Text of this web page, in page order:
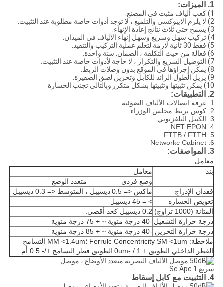
1. الميزات:
1) كعب ألياف مثبت في المصنع.
2) لا يلزم الايبوكسي والتلميع ، لا توجد أدوات خاصة مطلوبة عند التثبيت.
3) يسمح حتى ثلاث نتائج إعادة الإنهاء.
4) تركيب سهل وسريع وسهل إنهاء الألياف في الميدان.
5) فقط 30 ثانية لازمة لتعلم عملية التركيب والتنفيذ.
6) فعالة من حيث التكلفة ، الضمان: سنة واحدة.
7) التوصيل السريع والتكرار ، لا حاجة لأدوات خاصة عند التثبيت.
8) يمكن إجراؤها في الموقع بدون وصلات الربط.
9) يزيل الطول الزائد للكابل وتخزين لصق الضفيرة.
10) يمكن تثبيتها وتثبيتها بشكل متكرر وبالتالي تجنب الخسارة
2. التطبيقات:
1. غرفة اتصالات الألياف الضوئية
2. كوس يربط مجلس الوزراء
3. الكيبل التلفزيوني
4. NET EPON
5. FTTB / FTTH
6. Networkc Cabinet
3. المواصفات:
معامل
بند
معامل
وضع فردي
متعدد الوضع
فقدان الإدراج
ماكس <= 0.5 ديسيبل ، المتوسط ​​<= 0.3 ديسيبل
تعويض الخساره
> = 45 ديسيبل
المتانة (1000 تزاوج)
0.2 ديسيبل كحد أقصى.
درجة حرارة التشغيل -40 درجة مئوية ~ + 75 درجة مئوية
درجة حرارة التخزين -40 درجة مئوية ~ + 85 درجة مئوية
ملاحظة: Ferrule Concentricity SM <1um ؛MM <1.4um التسامح
القطر الداخلي الطويق + 1 / -0um الطويق قطر التسامح +/- 0.5 أم
4. التثبيت مع كابل إسقاط